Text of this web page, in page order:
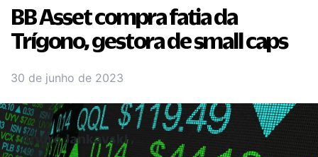
BB Asset compra fatia da
Trígono, gestora de small caps
30 de junho de 2023
André Jankavski